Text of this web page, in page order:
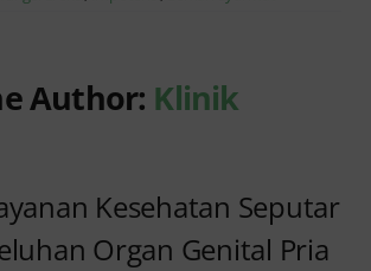
Author: Klinik
Kesehatan Seputar
Organ Genital Pria